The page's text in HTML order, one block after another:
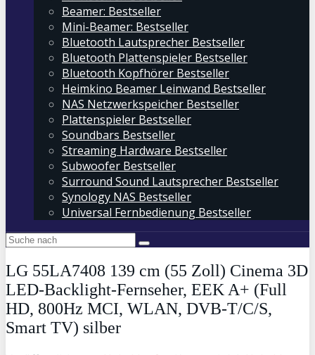
Beamer: Bestseller
Mini-Beamer: Bestseller
Bluetooth Lautsprecher Bestseller
Bluetooth Plattenspieler Bestseller
Bluetooth Kopfhörer Bestseller
Heimkino Beamer Leinwand Bestseller
NAS Netzwerkspeicher Bestseller
Plattenspieler Bestseller
Soundbars Bestseller
Streaming Hardware Bestseller
Subwoofer Bestseller
Surround Sound Lautsprecher Bestseller
Synology NAS Bestseller
Universal Fernbedienung Bestseller
LG 55LA7408 139 cm (55 Zoll) Cinema 3D
LED-Backlight-Fernseher, EEK A+ (Full
HD, 800Hz MCI, WLAN, DVB-T/C/S,
Smart TV) silber